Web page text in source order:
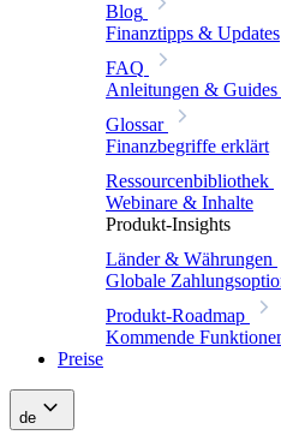
Blog
Finanztipps & Updates
FAQ
Anleitungen &
Glossar
Finanzbegriffe erklärt
Ressourcenbibliothek
Webinare & Inhalte
Produkt-Insights
Länder & Währungen
Globale
Produkt-Roadmap
Kommende
Preise
de